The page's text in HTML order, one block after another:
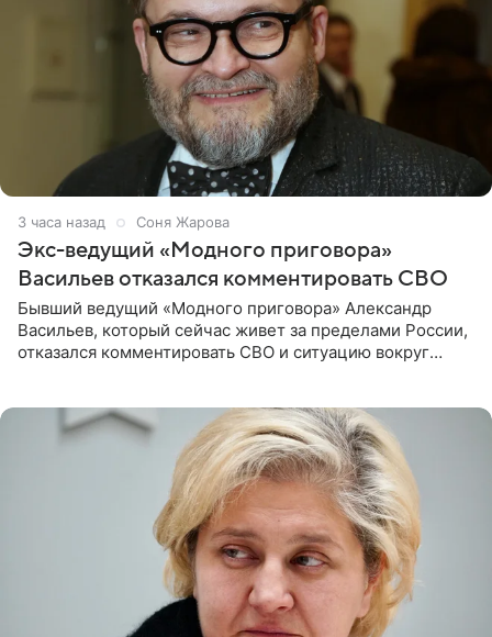
3 часа назад Соня Жарова
Экс-ведущий «Модного приговора»
Васильев отказался комментировать СВО
Бывший ведущий «Модного приговора» Александр
Васильев, который сейчас живет за пределами России,
отказался комментировать СВО и ситуацию вокруг